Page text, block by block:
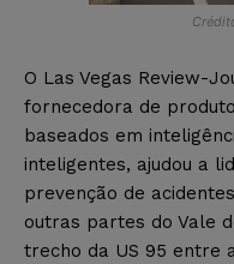
O Las Vegas Review-
fornecedora de
baseados em
inteligentes, ajudou a
prevenção de
outras partes do Vale
trecho da US 95 entre